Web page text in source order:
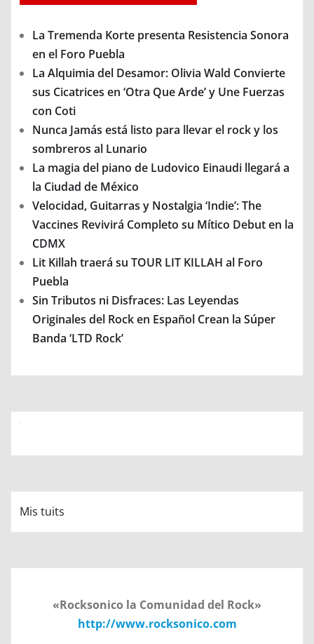
La Tremenda Korte presenta Resistencia Sonora
en el Foro Puebla
La Alquimia del Desamor: Olivia Wald Convierte
sus Cicatrices en ‘Otra Que Arde’ y Une Fuerzas
con Coti
Nunca Jamás está listo para llevar el rock y los
sombreros al Lunario
La magia del piano de Ludovico Einaudi llegará a
la Ciudad de México
Velocidad, Guitarras y Nostalgia ‘Indie’: The
Vaccines Revivirá Completo su Mítico Debut en la
CDMX
Lit Killah traerá su TOUR LIT KILLAH al Foro
Puebla
Sin Tributos ni Disfraces: Las Leyendas
Originales del Rock en Español Crean la Súper
Banda ‘LTD Rock’
Mis tuits
«Rocksonico la Comunidad del Rock»
http://www.rocksonico.com